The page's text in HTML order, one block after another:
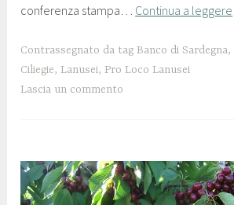
o
0
1
9
l
n
u
s
conferenza stampa… Continua a leggere
Contrassegnato da tag Banco di Sardegna,
Ciliegie, Lanusei, Pro Loco Lanusei
Lascia un commento